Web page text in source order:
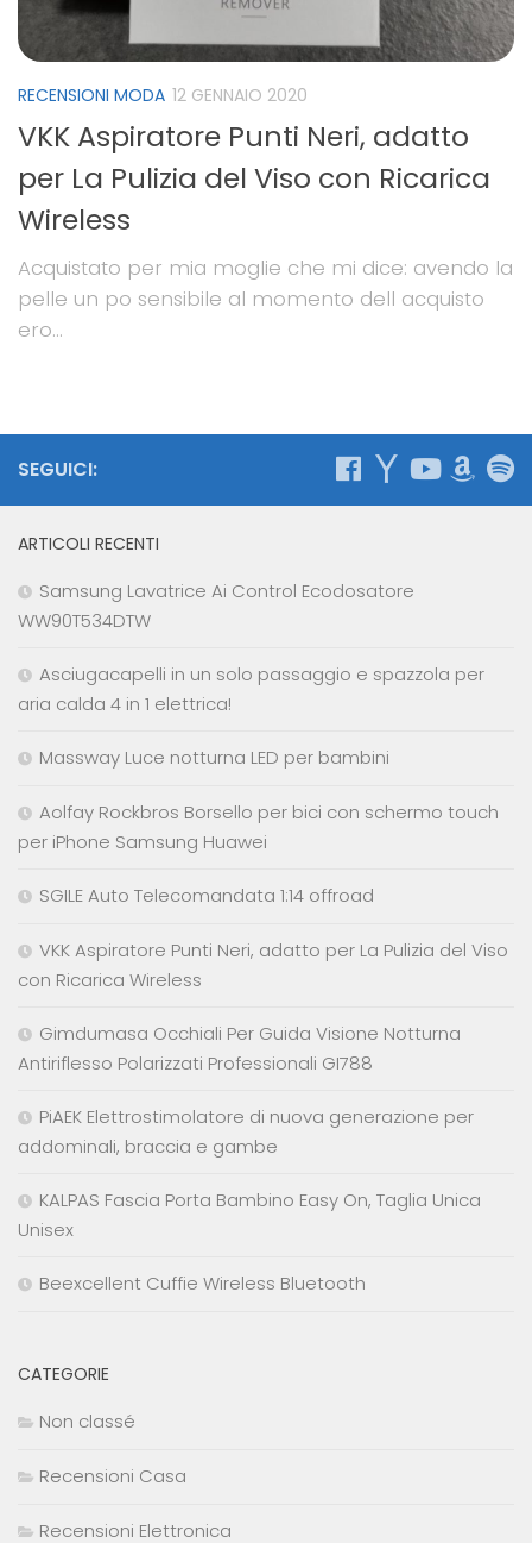
RECENSIONI MODA 12 GENNAIO 2020
VKK Aspiratore Punti Neri, adatto
per La Pulizia del Viso con Ricarica
Wireless
Acquistato per mia moglie che mi dice: avendo la
pelle un po sensibile al momento dell acquisto
ero...
SEGUICI:
ARTICOLI RECENTI
Samsung Lavatrice Ai Control Ecodosatore
WW90T534DTW
Asciugacapelli in un solo passaggio e spazzola per
aria calda 4 in 1 elettrica!
Massway Luce notturna LED per bambini
Aolfay Rockbros Borsello per bici con schermo touch
per iPhone Samsung Huawei
SGILE Auto Telecomandata 1:14 offroad
VKK Aspiratore Punti Neri, adatto per La Pulizia del Viso
con Ricarica Wireless
Gimdumasa Occhiali Per Guida Visione Notturna
Antiriflesso Polarizzati Professionali GI788
PiAEK Elettrostimolatore di nuova generazione per
addominali, braccia e gambe
KALPAS Fascia Porta Bambino Easy On, Taglia Unica
Unisex
Beexcellent Cuffie Wireless Bluetooth
CATEGORIE
Non classé
Recensioni Casa
Recensioni Elettronica